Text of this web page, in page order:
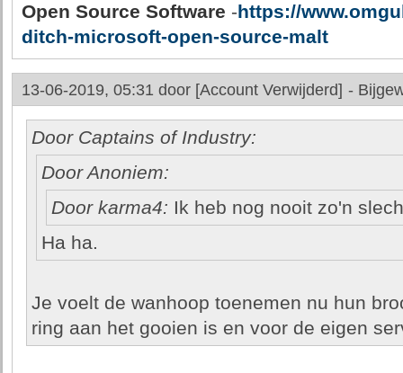
Open Source Software -https://
ditch-microsoft-open-source-malt
13-06-2019, 05:31 door [Account Verwijderd] -
Door Captains of Industry:
Door Anoniem:
Door karma4: Ik heb nog nooit zo'n
Ha ha.
Je voelt de wanhoop toenemen nu hun
ring aan het gooien is en voor de eigen